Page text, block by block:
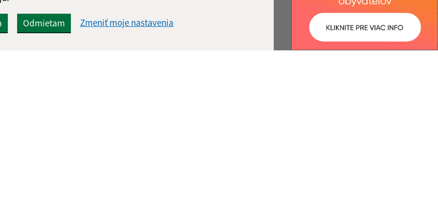
Odmietam Zmeniť moje nastavenia